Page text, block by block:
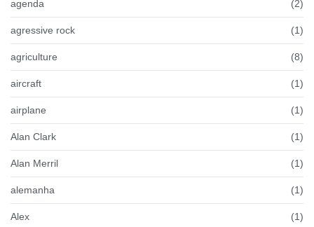
agenda (2)
agressive rock (1)
agriculture (8)
aircraft (1)
airplane (1)
Alan Clark (1)
Alan Merril (1)
alemanha (1)
Alex (1)